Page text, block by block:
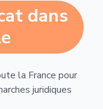
dans
la France pour
juridiques